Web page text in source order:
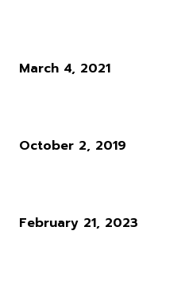
March 4, 2021
October 2, 2019
February 21, 2023